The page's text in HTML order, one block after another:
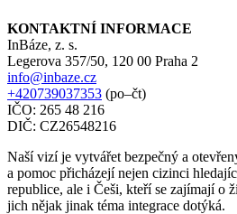
KONTAKTNÍ INFORMACE
InBáze, z. s.
Legerova 357/50, 120 00 Praha 2
info@inbaze.cz
+420739037353 (po–čt)
IČO: 265 48 216
DIČ: CZ26548216
Naší vizí je vytvářet bezpečný a
a pomoc přicházejí nejen cizinci
republice, ale i Češi, kteří se zajímají o
jich nějak jinak téma integrace dotýká.